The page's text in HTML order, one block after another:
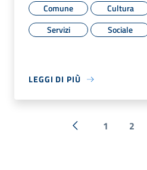
Comune Cultura
Servizi
Sociale
LEGGI DI PIÙ
« Precedente
1 2